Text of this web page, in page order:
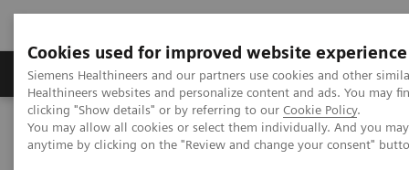
Cookies used for improved website experience
Siemens Healthineers and our partners use cookies and other
Healthineers websites and personalize content and ads. You may
clicking "Show details" or by referring to our Cookie Policy.
You may allow all cookies or select them individually. And you
anytime by clicking on the "Review and change your consent"
Produkter og løsninger Support og
Hjem
Laboratory Diagnostics
Assays by Diseases and Conditions